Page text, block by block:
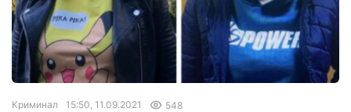
Криминал 15:50, 11.09.2021 548